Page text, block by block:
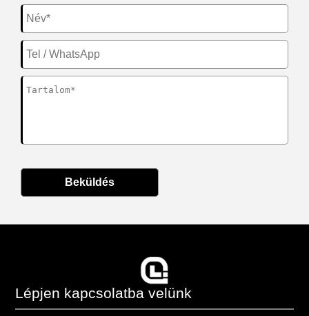
Beküldés
Lépjen kapcsolatba velünk